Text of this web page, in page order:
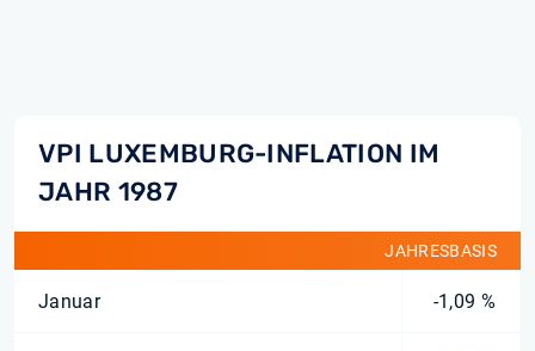
VPI LUXEMBURG-INFLATION IM
JAHR 1987
JAHRESBASIS
Januar -1,09 %